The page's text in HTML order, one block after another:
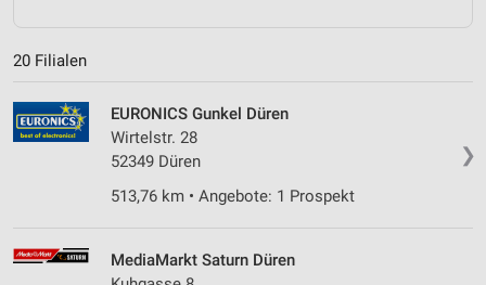
20 Filialen
❯
EURONICS Gunkel Düren
Wirtelstr. 28
52349 Düren
513,76 km • Angebote: 1 Prospekt
MediaMarkt Saturn Düren